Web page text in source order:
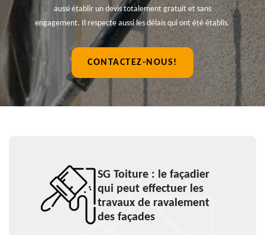
aussi établir un devis totalement gratuit et sans
engagement. Il respecte aussi les délais qui ont été établis.
CONTACTEZ-NOUS!
SG Toiture : le façadier
qui peut effectuer les
travaux de ravalement
des façades